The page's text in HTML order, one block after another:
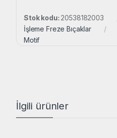
Stok kodu: 20538182003
İşleme Freze Bıçaklar
Motif
İlgili ürünler